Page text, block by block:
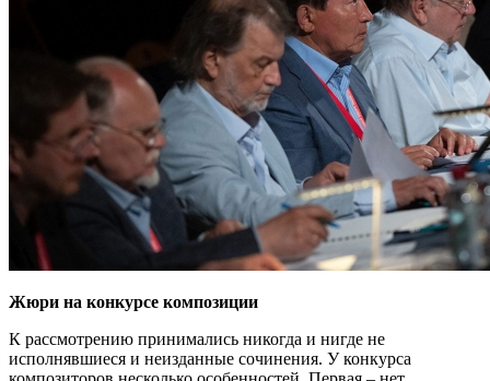
Жюри на конкурсе композиции
К рассмотрению принимались никогда и нигде не
исполнявшиеся и неизданные сочинения. У конкурса